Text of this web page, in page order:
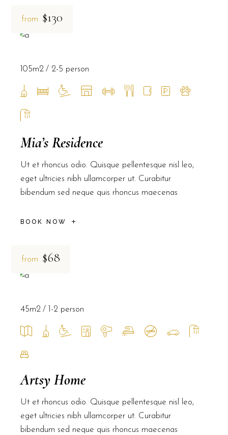
from $130
Mia’s Residence
Ut et rhoncus odio. Quisque pellentesque nisl leo,
eget ultricies nibh ullamcorper ut. Curabitur
bibendum sed neque quis rhoncus maecenas
BOOK NOW
105m2 2-5 person
from $68
Artsy Home
Ut et rhoncus odio. Quisque pellentesque nisl leo,
eget ultricies nibh ullamcorper ut. Curabitur
bibendum sed neque quis rhoncus maecenas
45m2 1-2 person